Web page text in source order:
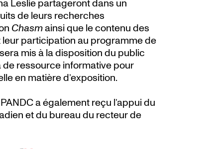
Leslie partageront dans un
de leurs recherches
Chasmainsi que le contenu des
participation au programme de
mis à la disposition du public
de ressource informative pour
en matière d’exposition.
a également reçu l’appui du
et du bureau du recteur de